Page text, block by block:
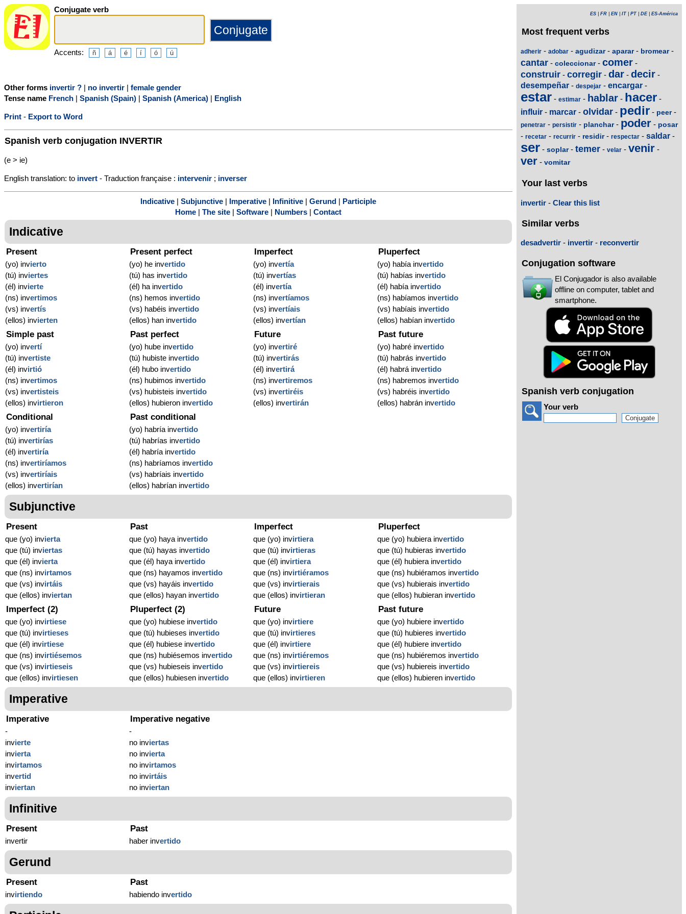
Conjugate verb
Accents:
Other forms invertir ? | no invertir | female gender
Tense name French | Spanish (Spain) | Spanish (America) | English
Print - Export to Word
Spanish verb conjugation INVERTIR
(e > ie)
English translation: to invert - Traduction française : intervenir ; inverser
Indicative | Subjunctive | Imperative | Infinitive | Gerund | Participle
Home | The site | Software | Numbers | Contact
Indicative
Present
(yo) invierto
(tú) inviertes
(él) invierte
(ns) invertimos
(vs) invertís
(ellos) invierten
Present perfect
(yo) he invertido
(tú) has invertido
(él) ha invertido
(ns) hemos invertido
(vs) habéis invertido
(ellos) han invertido
Imperfect
(yo) invertía
(tú) invertías
(él) invertía
(ns) invertíamos
(vs) invertíais
(ellos) invertían
Pluperfect
(yo) había invertido
(tú) habías invertido
(él) había invertido
(ns) habíamos invertido
(vs) habíais invertido
(ellos) habían invertido
Simple past
(yo) invertí
(tú) invertiste
(él) invirtió
(ns) invertimos
(vs) invertisteis
(ellos) invirtieron
Past perfect
(yo) hube invertido
(tú) hubiste invertido
(él) hubo invertido
(ns) hubimos invertido
(vs) hubisteis invertido
(ellos) hubieron invertido
Future
(yo) invertiré
(tú) invertirás
(él) invertirá
(ns) invertiremos
(vs) invertiréis
(ellos) invertirán
Past future
(yo) habré invertido
(tú) habrás invertido
(él) habrá invertido
(ns) habremos invertido
(vs) habréis invertido
(ellos) habrán invertido
Conditional
(yo) invertiría
(tú) invertirías
(él) invertiría
(ns) invertiríamos
(vs) invertiríais
(ellos) invertirían
Past conditional
(yo) habría invertido
(tú) habrías invertido
(él) habría invertido
(ns) habríamos invertido
(vs) habríais invertido
(ellos) habrían invertido
Subjunctive
Present
que (yo) invierta
que (tú) inviertas
que (él) invierta
que (ns) invirtamos
que (vs) invirtáis
que (ellos) inviertan
Past
que (yo) haya invertido
que (tú) hayas invertido
que (él) haya invertido
que (ns) hayamos invertido
que (vs) hayáis invertido
que (ellos) hayan invertido
Imperfect
que (yo) invirtiera
que (tú) invirtieras
que (él) invirtiera
que (ns) invirtiéramos
que (vs) invirtierais
que (ellos) invirtieran
Pluperfect
que (yo) hubiera invertido
que (tú) hubieras invertido
que (él) hubiera invertido
que (ns) hubiéramos invertido
que (vs) hubierais invertido
que (ellos) hubieran invertido
Imperfect (2)
que (yo) invirtiese
que (tú) invirtieses
que (él) invirtiese
que (ns) invirtiésemos
que (vs) invirtieseis
que (ellos) invirtiesen
Pluperfect (2)
que (yo) hubiese invertido
que (tú) hubieses invertido
que (él) hubiese invertido
que (ns) hubiésemos invertido
que (vs) hubieseis invertido
que (ellos) hubiesen invertido
Future
que (yo) invirtiere
que (tú) invirtieres
que (él) invirtiere
que (ns) invirtiéremos
que (vs) invirtiereis
que (ellos) invirtieren
Past future
que (yo) hubiere invertido
que (tú) hubieres invertido
que (él) hubiere invertido
que (ns) hubiéremos invertido
que (vs) hubiereis invertido
que (ellos) hubieren invertido
Imperative
Imperative
-
invierte
invierta
invirtamos
invertid
inviertan
Imperative negative
-
no inviertas
no invierta
no invirtamos
no invirtáis
no inviertan
Infinitive
Present
invertir
Past
haber invertido
Gerund
Present
invirtiendo
Past
habiendo invertido
ES FR EN IT PT DE| ES-América
Most frequent verbs
adherir - adobar - agudizar- aparar- bromear-
cantar - coleccionar- comer -
construir - corregir - dar - decir -
desempeñar - despejar - encargar -
estar - estimar - hablar - hacer -
influir - marcar - olvidar - pedir - peer-
penetrar - persistir - planchar- poder - posar
- recetar - recurrir - residir- respectar - saldar -
ser - soplar- temer - velar - venir -
ver - vomitar
Your last verbs
invertir - Clear this list
Similar verbs
desadvertir - invertir - reconvertir
Conjugation software
El Conjugador is also available
offline on computer, tablet and
smartphone.
Spanish verb conjugation
Your verb